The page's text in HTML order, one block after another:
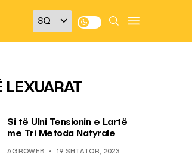
LEXUARAT
Si të Ulni Tensionin e Lartë
me Tri Metoda Natyrale
AGROWEB 19 SHTATOR, 2023